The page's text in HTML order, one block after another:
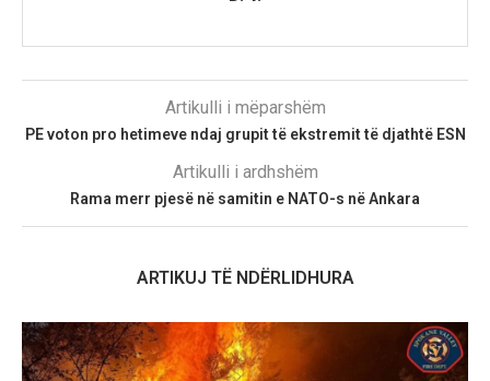
Artikulli i mëparshëm
PE voton pro hetimeve ndaj grupit të ekstremit të djathtë ESN
Artikulli i ardhshëm
Rama merr pjesë në samitin e NATO-s në Ankara
ARTIKUJ TË NDËRLIDHURA